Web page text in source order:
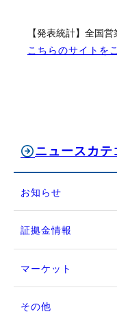
【発表統計】全国
こちらのサイトを
ニュースカテ
お知らせ
証拠金情報
マーケット
その他